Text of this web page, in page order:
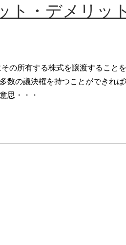
ト・デメリッ
の所有する株式を譲渡すること
数の議決権を持つことができれ
思・・・